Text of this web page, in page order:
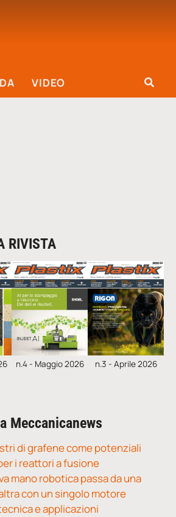
VIDEO
RIVISTA
n.4 - Maggio 2026 n.3 - Aprile 2026
Meccanicanews
di grafene come potenziali
i reattori a fusione
mano robotica passa da una
con un singolo motore
e applicazioni